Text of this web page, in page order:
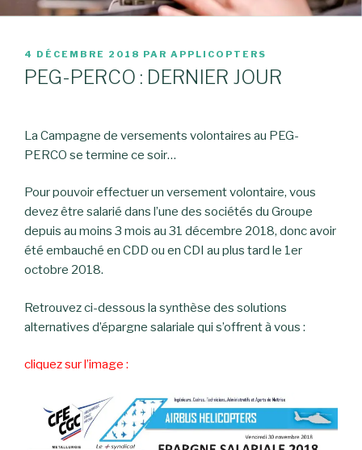
PUBLIÉ
LE
4 DÉCEMBRE 2018 PAR APPLICOPTERS
PEG-PERCO : DERNIER JOUR
La Campagne de versements volontaires au PEG-
PERCO se termine ce soir…
Pour pouvoir effectuer un versement volontaire, vous
devez être salarié dans l’une des sociétés du Groupe
depuis au moins 3 mois au 31 décembre 2018, donc avoir
été embauché en CDD ou en CDI au plus tard le 1er
octobre 2018.
Retrouvez ci-dessous la synthèse des solutions
alternatives d’épargne salariale qui s’offrent à vous :
cliquez sur l’image :